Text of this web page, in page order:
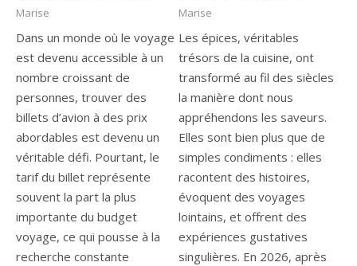
Marise
Dans un monde où le voyage
est devenu accessible à un
nombre croissant de
personnes, trouver des
billets d’avion à des prix
abordables est devenu un
véritable défi. Pourtant, le
tarif du billet représente
souvent la part la plus
importante du budget
voyage, ce qui pousse à la
recherche constante
Marise
Les épices, véritables
trésors de la cuisine, ont
transformé au fil des siècles
la manière dont nous
appréhendons les saveurs.
Elles sont bien plus que de
simples condiments : elles
racontent des histoires,
évoquent des voyages
lointains, et offrent des
expériences gustatives
singulières. En 2026, après